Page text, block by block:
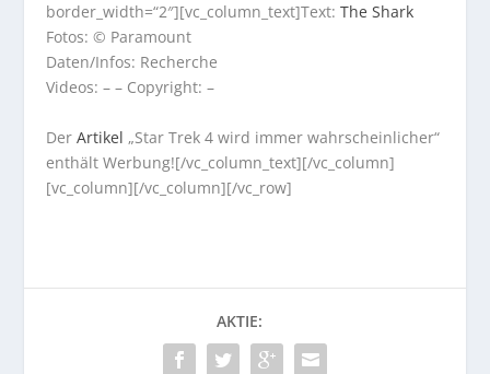
border_width=“2″][vc_column_text]Text:The Shark
Fotos: © Paramount
Daten/Infos: Recherche
Videos: – – Copyright: –
DerArtikel „Star Trek 4 wird immer wahrscheinlicher“
enthält Werbung![/vc_column_text][/vc_column]
[vc_column][/vc_column][/vc_row]
AKTIE: